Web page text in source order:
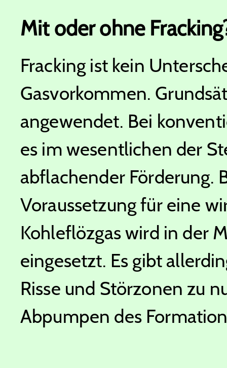
Mit oder ohne
Fracking ist kein
Gasvorkommen.
angewendet. Bei
es im wesentlichen der
abflachender Förderung.
Voraussetzung für eine
Kohleflözgas wird in der
eingesetzt. Es gibt
Risse und Störzonen zu
Abpumpen des